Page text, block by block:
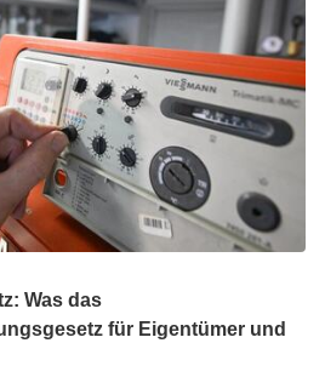
Was das
für Eigentümer und